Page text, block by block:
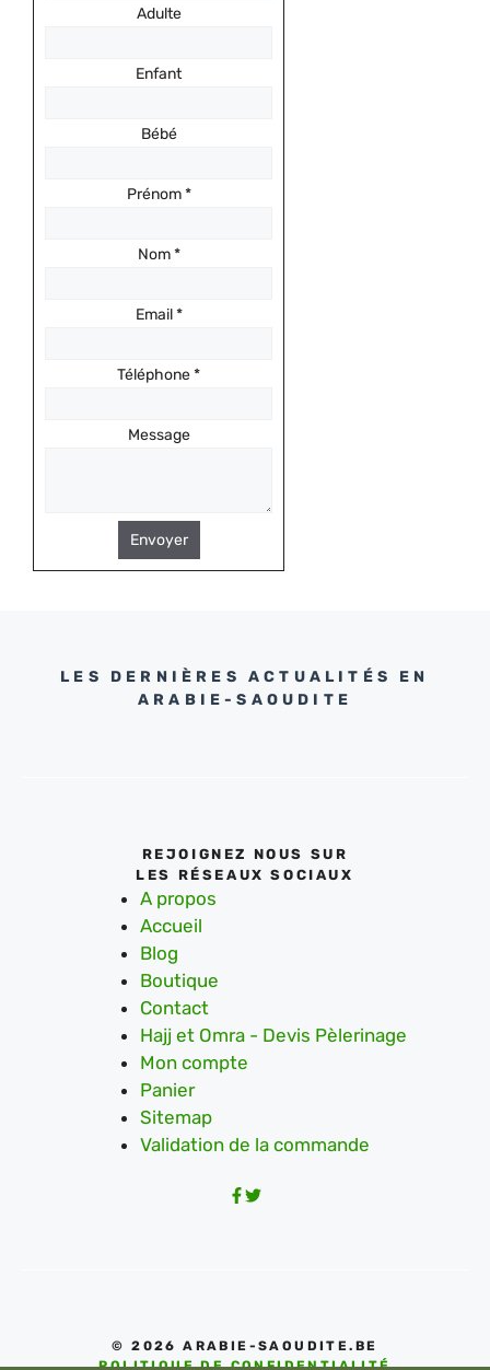
Adulte
Enfant
Bébé
Prénom*
Nom*
Email*
Téléphone*
Message
Envoyer
LES DERNIÈRES ACTUALITÉS EN
ARABIE-SAOUDITE
REJOIGNEZ NOUS SUR
LES RÉSEAUX SOCIAUX
A propos
Accueil
Blog
Boutique
Contact
Hajj et Omra - Devis Pèlerinage
Mon compte
Panier
Sitemap
Validation de la commande
© 2026 ARABIE-SAOUDITE.BE
POLITIQUE DE CONFIDENTIALITÉ